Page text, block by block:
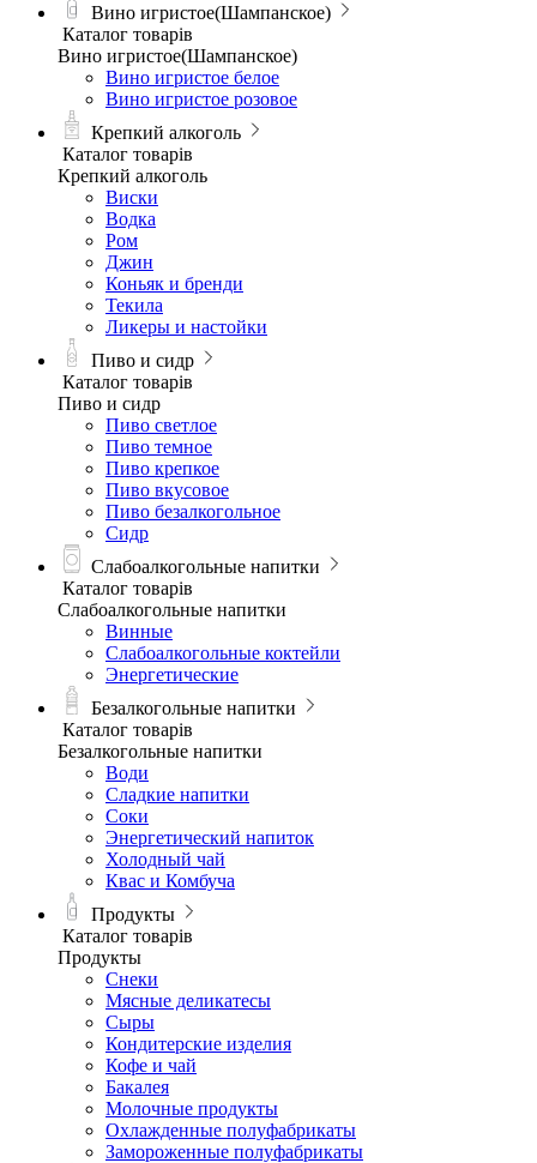
Вино игристое(Шампанское)
Каталог товарів
Вино игристое(Шампанское)
Вино игристое белое
Вино игристое розовое
Крепкий алкоголь
Каталог товарів
Крепкий алкоголь
Виски
Водка
Ром
Джин
Коньяк и бренди
Текила
Ликеры и настойки
Пиво и сидр
Каталог товарів
Пиво и сидр
Пиво светлое
Пиво темное
Пиво крепкое
Пиво вкусовое
Пиво безалкогольное
Сидр
Слабоалкогольные напитки
Каталог товарів
Слабоалкогольные напитки
Винные
Слабоалкогольные коктейли
Энергетические
Безалкогольные напитки
Каталог товарів
Безалкогольные напитки
Води
Сладкие напитки
Соки
Энергетический напиток
Холодный чай
Квас и Комбуча
Продукты
Каталог товарів
Продукты
Снеки
Мясные деликатесы
Сыры
Кондитерские изделия
Кофе и чай
Бакалея
Молочные продукты
Охлажденные полуфабрикаты
Замороженные полуфабрикаты